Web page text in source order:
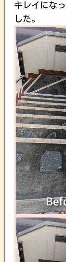
キレイにな
した。